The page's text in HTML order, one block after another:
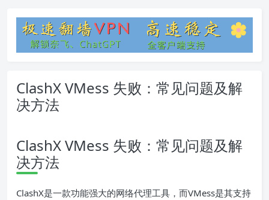
ClashX VMess 失败：常见问题及解
决方法
ClashX VMess 失败：常见问题及解
决方法
ClashX是一款功能强大的网络代理工具，而VMess是其支持